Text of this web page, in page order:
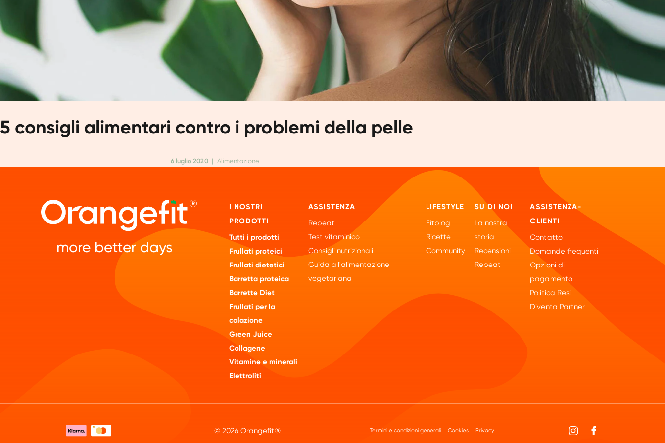
5 consigli alimentari contro i problemi della pelle
6 luglio 2020 | Alimentazione
more better days
I NOSTRI
PRODOTTI
Tutti i prodotti
Frullati proteici
Frullati dietetici
Barretta proteica
Barrette Diet
Frullati per la
colazione
Green Juice
Collagene
Vitamine e minerali
Elettroliti
ASSISTENZA
Repeat
Test vitaminico
Consigli nutrizionali
Guida all'alimentazione
vegetariana
LIFESTYLE
Fitblog
Ricette
Community
SU DI NOI
La nostra
storia
Recensioni
Repeat
ASSISTENZA-
CLIENTI
Contatto
Domande frequenti
Opzioni di
pagamento
Politica Resi
Diventa Partner
Termini e condizioni generali Cookies Privacy
© 2026 Orangefit®